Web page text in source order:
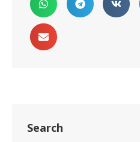
Search